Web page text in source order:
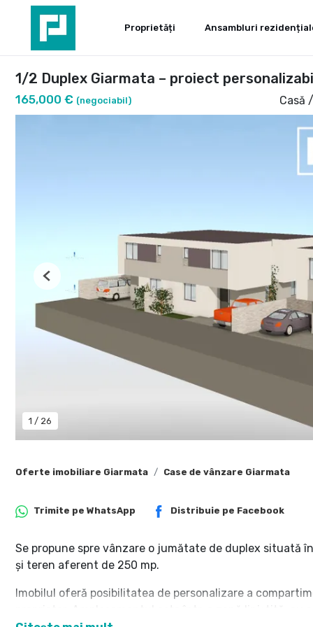
Proprietăți Ansambluri
1/2 Duplex Giarmata – proiect
165,000 € (negociabil) Casă
1 / 26
Previous
Oferte imobiliare Giarmata Case de vânzare Giarmata
Trimite pe WhatsApp Distribuie pe Facebook
Se propune spre vânzare o jumătate de duplex situată
și teren aferent de 250 mp.
Imobilul oferă posibilitatea de personalizare a